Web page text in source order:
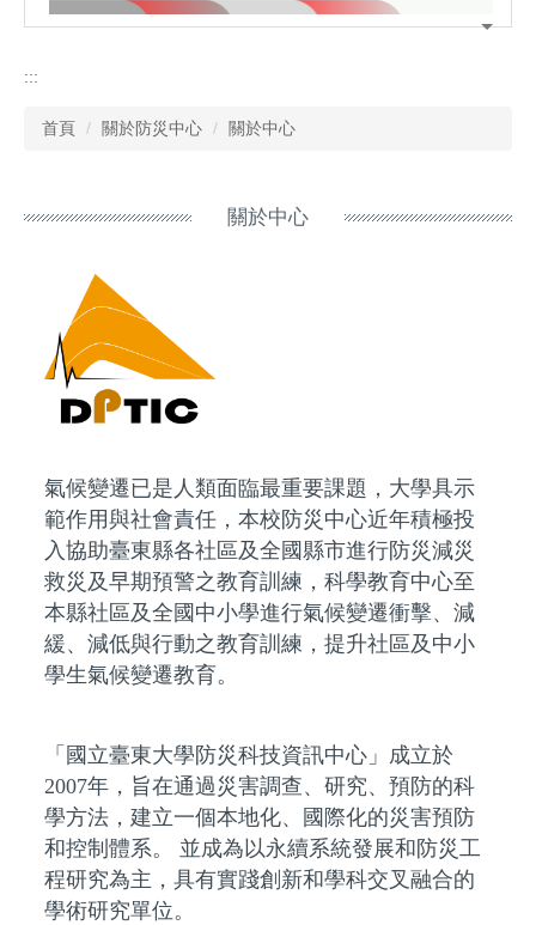
:::
首頁 關於防災中心 關於中心
關於中心
氣候變遷已是人類面臨最重要課題，大學具示
範作用與社會責任，本校防災中心近年積極投
入協助臺東縣各社區及全國縣市進行防災減災
救災及早期預警之教育訓練，科學教育中心至
本縣社區及全國中小學進行氣候變遷衝擊、減
緩、減低與行動之教育訓練，提升社區及中小
學生氣候變遷教育。
「國立臺東大學防災科技資訊中心」成立於
2007年，旨在通過災害調查、研究、預防的科
學方法，建立一個本地化、國際化的災害預防
和控制體系。 並成為以永續系統發展和防災工
程研究為主，具有實踐創新和學科交叉融合的
學術研究單位。